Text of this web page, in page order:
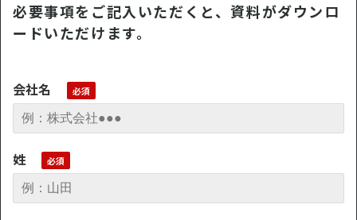
必要事項をご記入いただくと、資料がダウンロ
ードいただけます。
会社名
姓